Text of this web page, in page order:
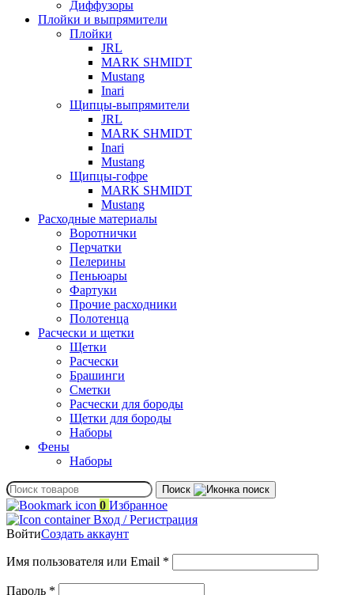
Диффузоры
Плойки и выпрямители
Плойки
JRL
MARK SHMIDT
Mustang
Inari
Щипцы-выпрямители
JRL
MARK SHMIDT
Inari
Mustang
Щипцы-гофре
MARK SHMIDT
Mustang
Расходные материалы
Воротнички
Перчатки
Пелерины
Пеньюары
Фартуки
Прочие расходники
Полотенца
Расчески и щетки
Щетки
Расчески
Брашинги
Сметки
Расчески для бороды
Щетки для бороды
Наборы
Фены
Наборы
Поиск
0 Избранное
Вход / Регистрация
ВойтиСоздать аккаунт
Имя пользователя или Email *
Пароль *